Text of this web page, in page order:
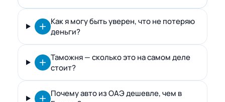
Как я могу быть уверен, что не потеряю
деньги?
Таможня — сколько это на самом деле
стоит?
Почему авто из ОАЭ дешевле, чем в